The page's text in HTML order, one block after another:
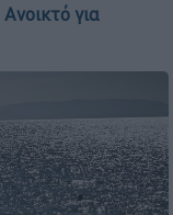
Ανοικτό για